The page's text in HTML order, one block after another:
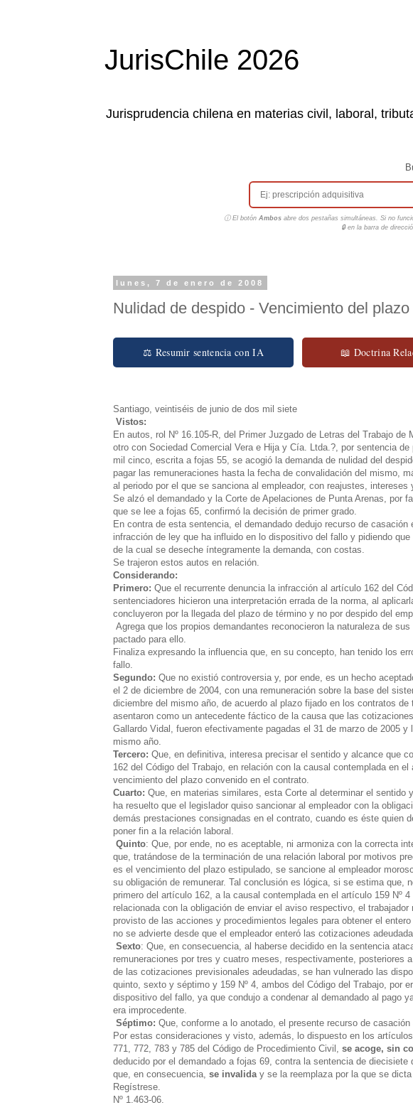
JurisChile 2026
Jurisprudencia chilena en materias civil, laboral,
ⓘ El botón Ambosabre dos pestañas simultáneas. Si no
🔒 en la barra de
lunes, 7 de enero de 2008
Nulidad de despido - Vencimiento del
⚖ Resumir sentencia con IA 📖 Doctrina
Santiago, veintiséis de junio de dos mil siete
Vistos:
En autos, rol Nº 16.105-R, del Primer Juzgado de Letras del Trabajo
otro con Sociedad Comercial Vera e Hija y Cía. Ltda.?, por sentencia
mil cinco, escrita a fojas 55, se acogió la demanda de nulidad del
pagar las remuneraciones hasta la fecha de convalidación del mismo,
al periodo por el que se sanciona al empleador, con reajustes, intereses
Se alzó el demandado y la Corte de Apelaciones de Punta Arenas, por
que se lee a fojas 65, confirmó la decisión de primer grado.
En contra de esta sentencia, el demandado dedujo recurso de
infracción de ley que ha influido en lo dispositivo del fallo y pidiendo
de la cual se deseche íntegramente la demanda, con costas.
Se trajeron estos autos en relación.
Considerando:
Primero: Que el recurrente denuncia la infracción al artículo 162 del
sentenciadores hicieron una interpretación errada de la norma, al
concluyeron por la llegada del plazo de término y no por despido del
Agrega que los propios demandantes reconocieron la naturaleza de
pactado para ello.
Finaliza expresando la influencia que, en su concepto, han tenido los
fallo.
Segundo: Que no existió controversia y, por ende, es un hecho
el 2 de diciembre de 2004, con una remuneración sobre la base del
diciembre del mismo año, de acuerdo al plazo fijado en los contratos
asentaron como un antecedente fáctico de la causa que las
Gallardo Vidal, fueron efectivamente pagadas el 31 de marzo de 2005
mismo año.
Tercero: Que, en definitiva, interesa precisar el sentido y alcance que
162 del Código del Trabajo, en relación con la causal contemplada en
vencimiento del plazo convenido en el contrato.
Cuarto: Que, en materias similares, esta Corte al determinar el sentido
ha resuelto que el legislador quiso sancionar al empleador con la
demás prestaciones consignadas en el contrato, cuando es éste quien
poner fin a la relación laboral.
Quinto: Que, por ende, no es aceptable, ni armoniza con la correcta
que, tratándose de la terminación de una relación laboral por motivos
es el vencimiento del plazo estipulado, se sancione al empleador
su obligación de remunerar. Tal conclusión es lógica, si se estima que,
primero del artículo 162, a la causal contemplada en el artículo 159 Nº
relacionada con la obligación de enviar el aviso respectivo, el
provisto de las acciones y procedimientos legales para obtener el
no se advierte desde que el empleador enteró las cotizaciones
Sexto: Que, en consecuencia, al haberse decidido en la sentencia
remuneraciones por tres y cuatro meses, respectivamente, posteriores
de las cotizaciones previsionales adeudadas, se han vulnerado las
quinto, sexto y séptimo y 159 Nº 4, ambos del Código del Trabajo, por
dispositivo del fallo, ya que condujo a condenar al demandado al pago
era improcedente.
Séptimo: Que, conforme a lo anotado, el presente recurso de casación
Por estas consideraciones y visto, además, lo dispuesto en los
771, 772, 783 y 785 del Código de Procedimiento Civil, se acoge, sin
deducido por el demandado a fojas 69, contra la sentencia de
que, en consecuencia, se invalida y se la reemplaza por la que se
Regístrese.
Nº 1.463-06.